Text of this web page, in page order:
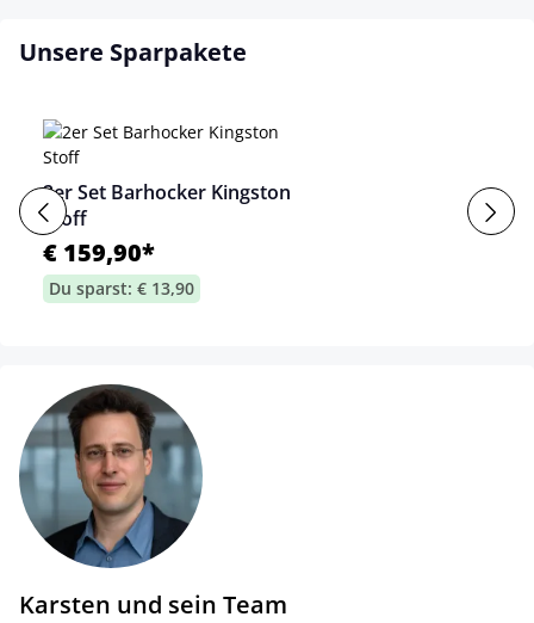
Unsere Sparpakete
2er Set Barhocker Kingston
Stoff
€ 159,90*
Du sparst: € 13,90
Karsten und sein Team